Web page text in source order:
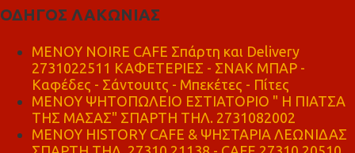
ΟΔΗΓΟΣ ΛΑΚΩΝΙΑΣ
MENOY NOIRE CAFE Σπάρτη και Delivery
2731022511 ΚΑΦΕΤΕΡΙΕΣ - ΣΝΑΚ ΜΠΑΡ -
Καφέδες - Σάντουιτς - Μπεκέτες - Πίτες
ΜΕΝΟΥ ΨΗΤΟΠΩΛΕΙΟ ΕΣΤΙΑΤΟΡΙΟ " Η ΠΙΑΤΣΑ
ΤΗΣ ΜΑΣΑΣ" ΣΠΑΡΤΗ ΤΗΛ. 2731082002
ΜΕΝΟΥ HISTORY CAFE & ΨΗΣΤΑΡΙΑ ΛΕΩΝΙΔΑΣ